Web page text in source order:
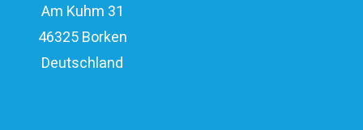
Am Kuhm 31
46325 Borken
Deutschland